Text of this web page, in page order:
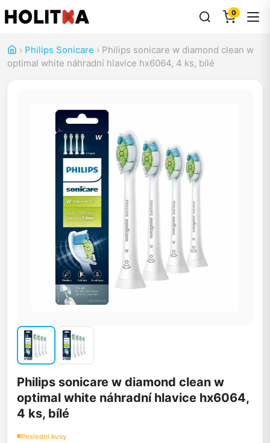
0
› Philips Sonicare › Philips sonicare w diamond clean w
optimal white náhradní hlavice hx6064, 4 ks, bílé
Philips sonicare w diamond clean w
optimal white náhradní hlavice hx6064,
4 ks, bílé
Poslední kusy